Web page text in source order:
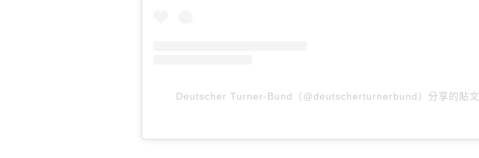
Deutscher Turner-Bund（@deutscherturnerbund）分享的貼文